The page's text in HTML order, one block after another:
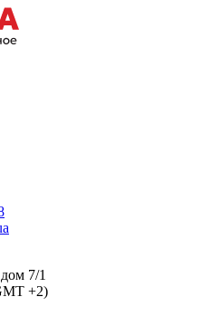
7/1
+2)